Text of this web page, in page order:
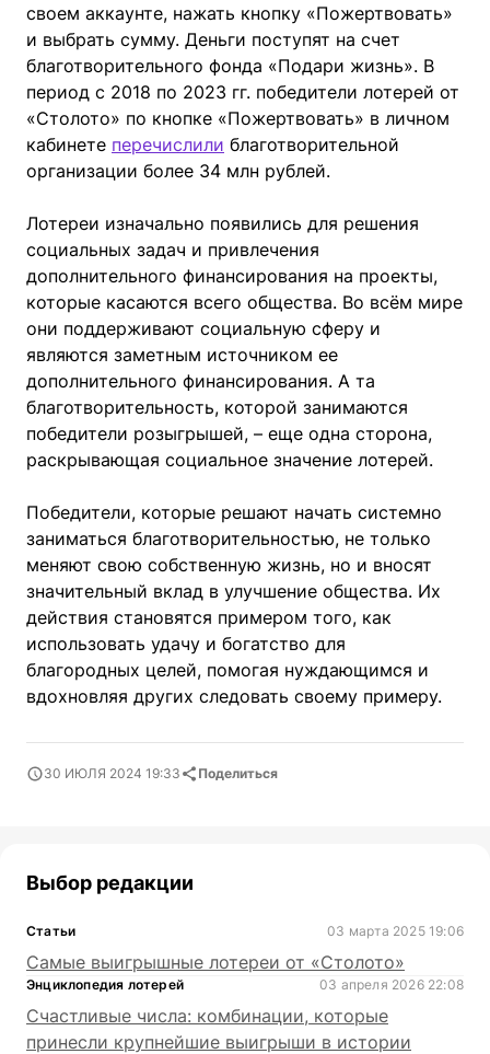
своем аккаунте, нажать кнопку «Пожертвовать»
и выбрать сумму. Деньги поступят на счет
благотворительного фонда «Подари жизнь». В
период с 2018 по 2023 гг. победители лотерей от
«Столото» по кнопке «Пожертвовать» в личном
кабинете перечислили благотворительной
организации более 34 млн рублей.
Лотереи изначально появились для решения
социальных задач и привлечения
дополнительного финансирования на проекты,
которые касаются всего общества. Во всём мире
они поддерживают социальную сферу и
являются заметным источником ее
дополнительного финансирования. А та
благотворительность, которой занимаются
победители розыгрышей, – еще одна сторона,
раскрывающая социальное значение лотерей.
Победители, которые решают начать системно
заниматься благотворительностью, не только
меняют свою собственную жизнь, но и вносят
значительный вклад в улучшение общества. Их
действия становятся примером того, как
использовать удачу и богатство для
благородных целей, помогая нуждающимся и
вдохновляя других следовать своему примеру.
30 ИЮЛЯ 2024 19:33 Поделиться
Выбор редакции
Статьи 03 марта 2025 19:06
Самые выигрышные лотереи от «Столото»
Энциклопедия лотерей 03 апреля 2026 22:08
Счастливые числа: комбинации, которые
принесли крупнейшие выигрыши в истории